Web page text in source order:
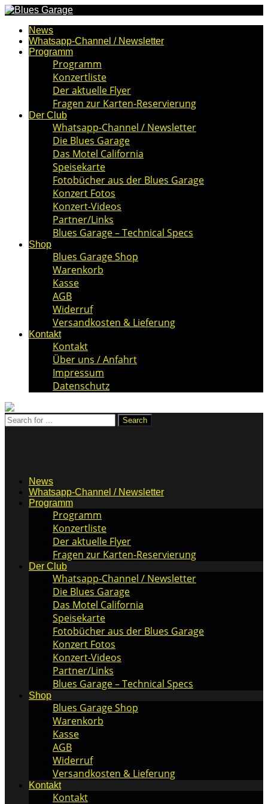
News
Whatsapp-Channel / Newsletter
Programm
Programm
Konzertliste
Der aktuelle Flyer
Fragen zur Karten-Reservierung
Der Club
Whatsapp-Channel / Newsletter
Die Blues Garage
Das Motel California
Speisekarte
Fotobücher aus der Blues Garage
Konzert Fotos
Konzert-Videos
Partner/Links
Blues Garage – Technical Specs
Shop
Blues Garage Shop
Warenkorb
Kasse
AGB
Widerruf
Versandkosten & Lieferung
Kontakt
Kontakt
Über uns / Anfahrt
Impressum
Datenschutz
News
Whatsapp-Channel / Newsletter
Programm
Programm
Konzertliste
Der aktuelle Flyer
Fragen zur Karten-Reservierung
Der Club
Whatsapp-Channel / Newsletter
Die Blues Garage
Das Motel California
Speisekarte
Fotobücher aus der Blues Garage
Konzert Fotos
Konzert-Videos
Partner/Links
Blues Garage – Technical Specs
Shop
Blues Garage Shop
Warenkorb
Kasse
AGB
Widerruf
Versandkosten & Lieferung
Kontakt
Kontakt